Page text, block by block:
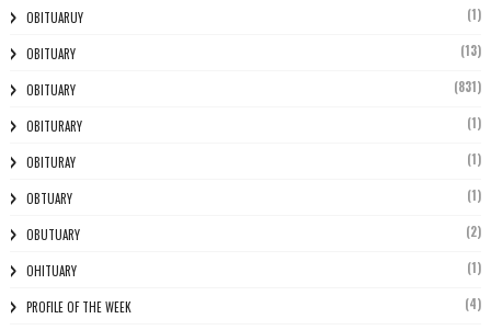
OBITUARUY (1)
OBITUARY (13)
OBITUARY (831)
OBITURARY (1)
OBITURAY (1)
OBTUARY (1)
OBUTUARY (2)
OHITUARY (1)
PROFILE OF THE WEEK (4)